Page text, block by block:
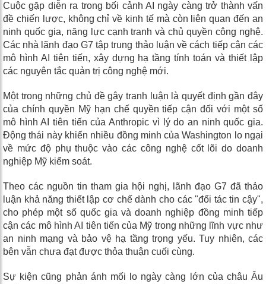
Cuộc gặp diễn ra trong bối cảnh AI ngày càng trở thành vấn
đề chiến lược, không chỉ về kinh tế mà còn liên quan đến an
ninh quốc gia, năng lực cạnh tranh và chủ quyền công nghệ.
Các nhà lãnh đạo G7 tập trung thảo luận về cách tiếp cận các
mô hình AI tiên tiến, xây dựng hạ tầng tính toán và thiết lập
các nguyên tắc quản trị công nghệ mới.
Một trong những chủ đề gây tranh luận là quyết định gần đây
của chính quyền Mỹ hạn chế quyền tiếp cận đối với một số
mô hình AI tiên tiến của Anthropic vì lý do an ninh quốc gia.
Động thái này khiến nhiều đồng minh của Washington lo ngại
về mức độ phụ thuộc vào các công nghệ cốt lõi do doanh
nghiệp Mỹ kiểm soát.
Theo các nguồn tin tham gia hội nghị, lãnh đạo G7 đã thảo
luận khả năng thiết lập cơ chế dành cho các "đối tác tin cậy",
cho phép một số quốc gia và doanh nghiệp đồng minh tiếp
cận các mô hình AI tiên tiến của Mỹ trong những lĩnh vực như
an ninh mạng và bảo vệ hạ tầng trọng yếu. Tuy nhiên, các
bên vẫn chưa đạt được thỏa thuận cuối cùng.
Sự kiện cũng phản ánh mối lo ngày càng lớn của châu Âu